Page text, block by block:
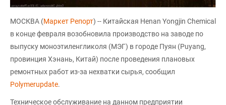
МОСКВА (Маркет Репорт) -- Китайская Henan Yongjin Chemical
в конце февраля возобновила производство на заводе по
выпуску моноэтиленгликоля (МЭГ) в городе Пуян (Puyang,
провинция Хэнань, Китай) после проведения плановых
ремонтных работ из-за нехватки сырья, сообщил
Polymerupdate.
Техническое обслуживание на данном предприятии